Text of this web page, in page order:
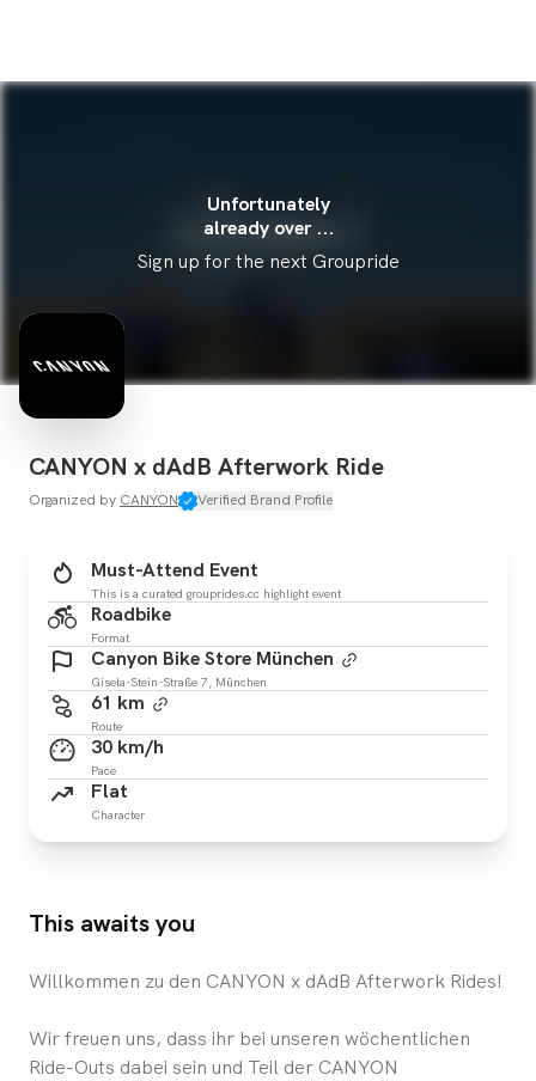
Unfortunately
already over ...
Sign up for the next Groupride
CANYON x dAdB Afterwork Ride
Organized by CANYON Verified Brand Profile
Must-Attend Event
This is a curated grouprides.cc highlight event
Roadbike
Format
Canyon Bike Store München
Gisela-Stein-Straße 7, München
61 km
Route
30 km/h
Pace
Flat
Character
This awaits you
Willkommen zu den CANYON x dAdB Afterwork Rides!
Wir freuen uns, dass ihr bei unseren wöchentlichen
Ride-Outs dabei sein und Teil der CANYON